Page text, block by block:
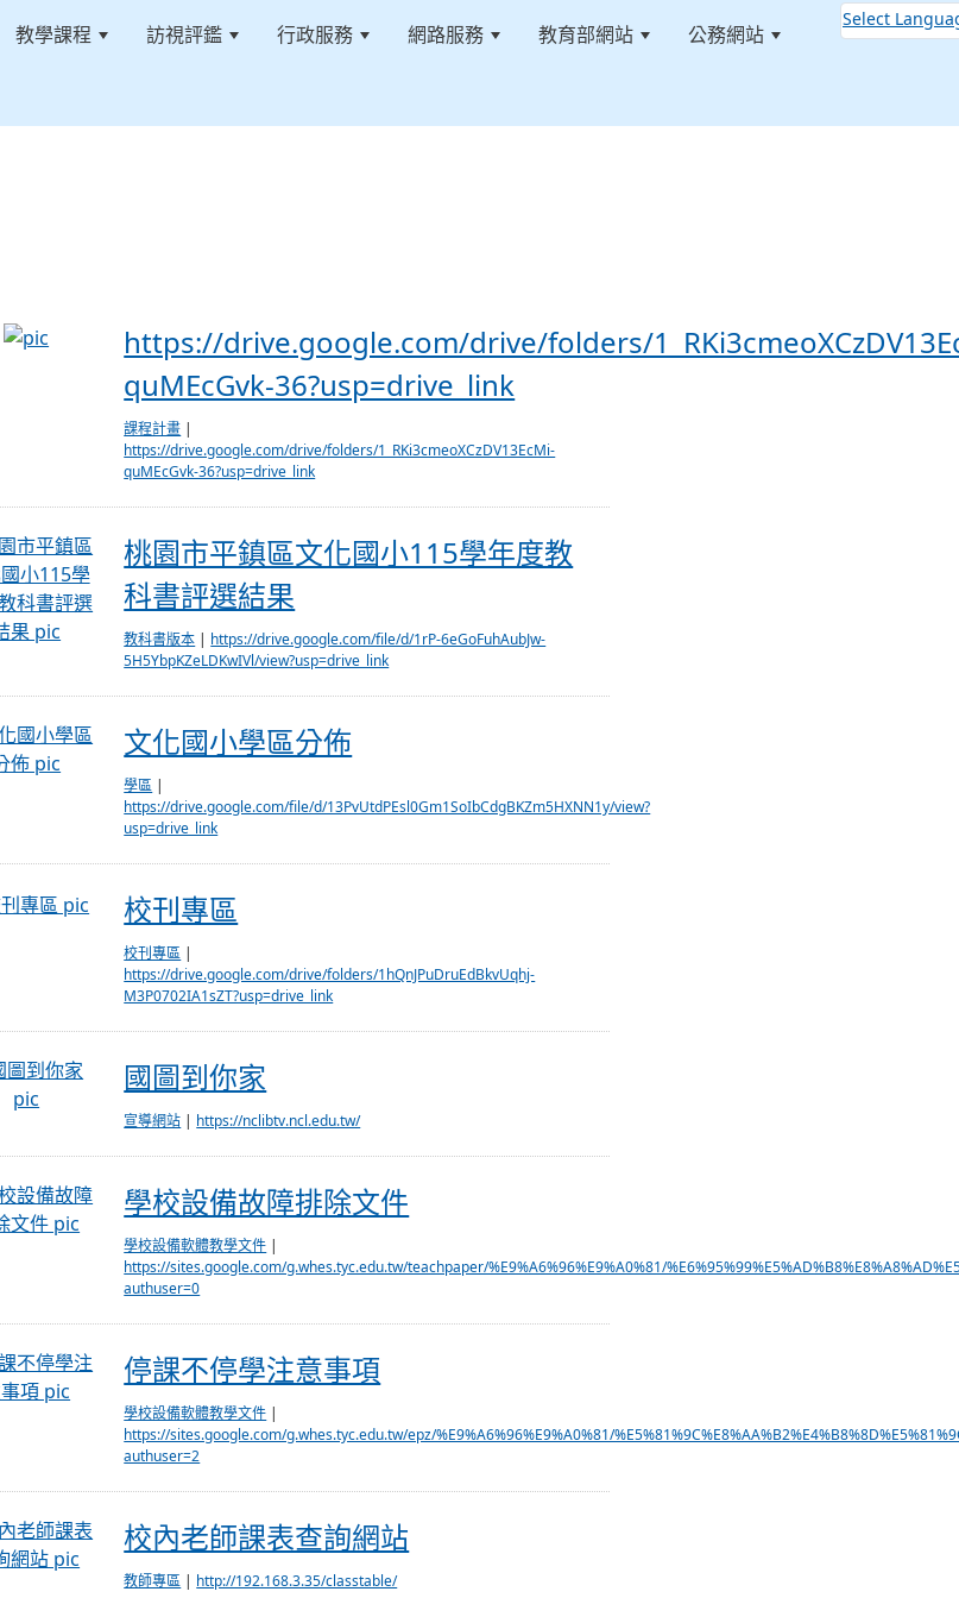
教學課程 訪視評鑑 行政服務 網路服務 教育部網站 公務網站
Select
https://drive.google.com/drive/folders/1_RKi3cmeoXCzDV13EcMi-quMEcGvk-36?usp=drive_link
https://drive.google.com/drive/folders/
quMEcGvk-36?usp=drive_link
課程計畫 |
https://drive.google.com/drive/folders/1_RKi3cmeoXCzDV13EcMi-
quMEcGvk-36?usp=drive_link
桃園市平鎮區文化國小115學年度教科書評選結果
桃園市平鎮區文化國小115學年度教
科書評選結果
教科書版本 | https://drive.google.com/file/d/1rP-6eGoFuhAubJw-
5H5YbpKZeLDKwIVl/view?usp=drive_link
文化國小學區分佈
文化國小學區分佈
學區 |
https://drive.google.com/file/d/13PvUtdPEsl0Gm1SoIbCdgBKZm5HXNN1y/view?
usp=drive_link
校刊專區
校刊專區
校刊專區 |
https://drive.google.com/drive/folders/1hQnJPuDruEdBkvUqhj-
M3P0702IA1sZT?usp=drive_link
國圖到你家
國圖到你家
宣導網站 | https://nclibtv.ncl.edu.tw/
學校設備故障排除文件
學校設備故障排除文件
學校設備軟體教學文件 |
https://sites.google.com/g.whes.tyc.edu.tw/teachpaper/%E9%A6%96%E9%A0%81/
authuser=0
停課不停學注意事項
停課不停學注意事項
學校設備軟體教學文件 |
https://sites.google.com/g.whes.tyc.edu.tw/epz/%E9%A6%96%E9%A0%81/
authuser=2
校內老師課表查詢網站
校內老師課表查詢網站
教師專區 | http://192.168.3.35/classtable/